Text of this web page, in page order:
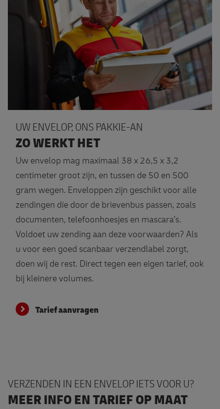
UW ENVELOP, ONS PAKKIE-AN
ZO WERKT HET
Uw envelop mag maximaal 38 x 26,5 x 3,2
centimeter groot zijn, en tussen de 50 en 500
gram wegen. Enveloppen zijn geschikt voor alle
zendingen die door de brievenbus passen, zoals
documenten, telefoonhoesjes en mascara’s.
Voldoet uw zending aan deze voorwaarden? Als
u voor een goed scanbaar verzendlabel zorgt,
doen wij de rest. Direct tegen een eigen tarief, ook
bij kleinere volumes.
Tarief aanvragen
VERZENDEN IN EEN ENVELOP IETS VOOR U?
MEER INFO EN TARIEF OP MAAT